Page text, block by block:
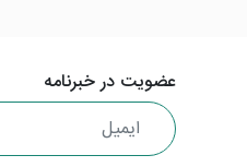
عضویت در خبرنامه